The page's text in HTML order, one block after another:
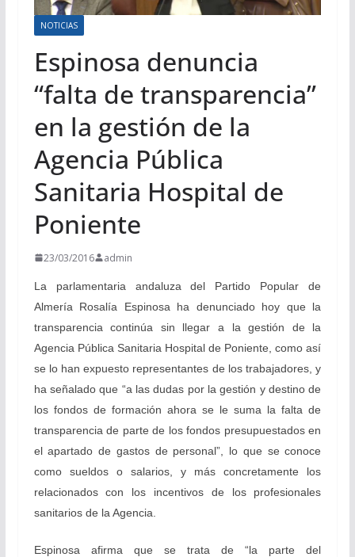
NOTICIAS
Espinosa denuncia
“falta de transparencia”
en la gestión de la
Agencia Pública
Sanitaria Hospital de
Poniente
23/03/2016 admin
La parlamentaria andaluza del Partido Popular de
Almería Rosalía Espinosa ha denunciado hoy que la
transparencia continúa sin llegar a la gestión de la
Agencia Pública Sanitaria Hospital de Poniente, como así
se lo han expuesto representantes de los trabajadores, y
ha señalado que “a las dudas por la gestión y destino de
los fondos de formación ahora se le suma la falta de
transparencia de parte de los fondos presupuestados en
el apartado de gastos de personal”, lo que se conoce
como sueldos o salarios, y más concretamente los
relacionados con los incentivos de los profesionales
sanitarios de la Agencia.
Espinosa afirma que se trata de “la parte del